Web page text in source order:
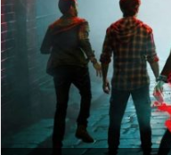
a
n
e
i
l